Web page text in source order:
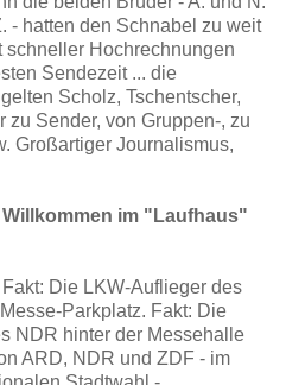
- hatten den Schnabel zu weit
schneller Hochrechnungen
Sendezeit ... die
Scholz, Tschentscher,
zu Sender, von Gruppen-, zu
Großartiger Journalismus,
Willkommen im "Laufhaus"
Die LKW-Auflieger des
Parkplatz. Fakt: Die
NDR hinter der Messehalle
ARD, NDR und ZDF - im